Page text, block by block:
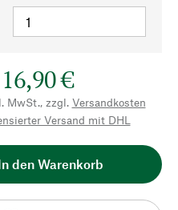
16,90 €
MwSt., zzgl. Versandkosten
Versand mit DHL
den Warenkorb